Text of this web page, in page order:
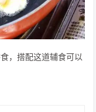
，搭配这道辅食可以